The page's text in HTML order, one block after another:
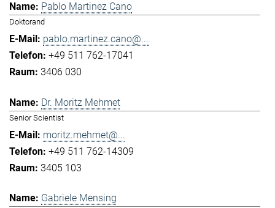
Pablo Martinez Cano
Doktorand
pablo.martinez.cano@...
+49 511 762-17041
3406 030
Dr. Moritz Mehmet
Senior Scientist
moritz.mehmet@...
+49 511 762-14309
3405 103
Gabriele Mensing